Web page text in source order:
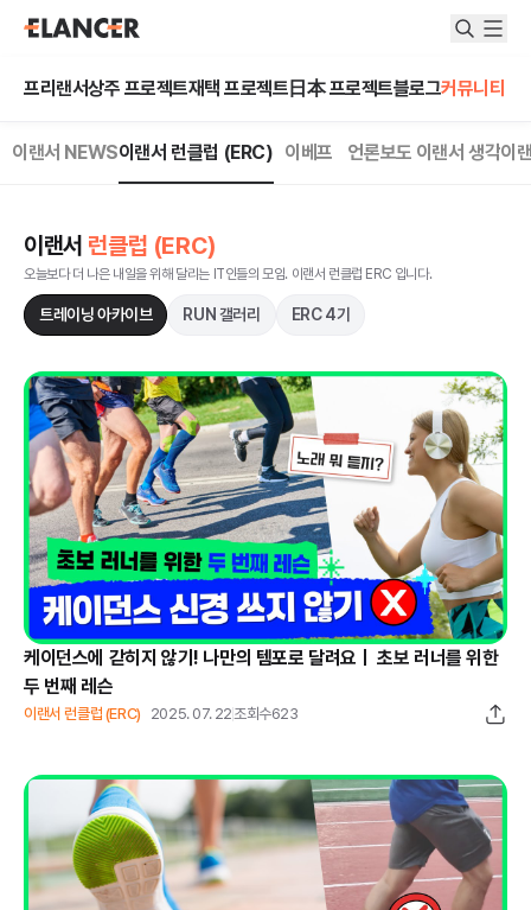
프리랜서상주 프로젝트재택 프로젝트日本 프로젝트블로그커뮤니티
이랜서 NEWS이랜서 런클럽 (ERC) 이베프 언론보도 이랜서 생각이
이랜서 런클럽 (ERC)
오늘보다 더 나은 내일을 위해 달리는 IT인들의 모임. 이랜서 런클럽 ERC 입니다.
트레이닝 아카이브 RUN 갤러리 ERC 4기
케이던스에 갇히지 않기! 나만의 템포로 달려요ㅣ 초보 러너를 위한
두 번째 레슨
이랜서 런클럽 (ERC) 2025. 07. 22조회수623